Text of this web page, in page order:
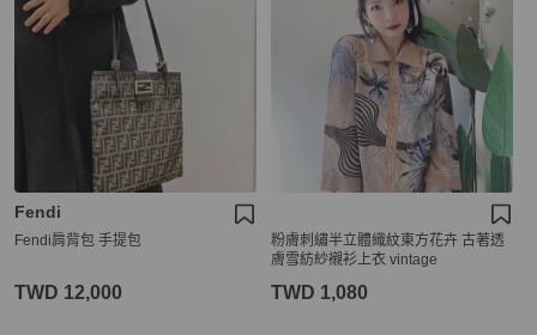
Fendi
Fendi肩背包 手提包
TWD 12,000
粉膚刺繡半立體織紋東方花卉 古著透
膚雪紡紗襯衫上衣 vintage
TWD 1,080